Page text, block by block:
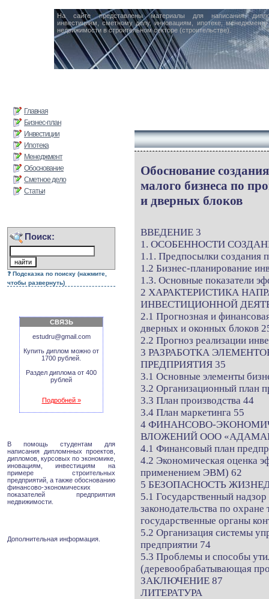
На сайте представлены материалы для написания
инвестициям, сметному делу, инновациям, ипотеке,
недвижимости в строительном секторе (строительстве).
Главная
Бизнес-план
Инвестиции
Ипотека
Менеджмент
Обоснование
Сметное дело
Статьи
Поиск:
Подсказка по поиску (нажмите,
чтобы развернуть)
СВЯЗЬ
estudru@gmail.com
Купить диплом можно от
1700 рублей.
Раздел диплома от 400
рублей
Подробней »
В помощь студентам для
написания дипломнных проектов,
дипломов, курсовых по экономике,
иновациям, инвестициям на
примере строительных
предприятий, а также обоснованию
финансово-экономических
показателей предприятия
недвижимости.
Дополнительная информация.
Обоснование
малого бизнеса по
и дверных блоков
ВВЕДЕНИЕ 3
1. ОСОБЕННОСТИ
1.1. Предпосылки создания
1.2 Бизнес-планирование
1.3. Основные показатели
2 ХАРАКТЕРИСТИКА
ИНВЕСТИЦИОННОЙ
2.1 Прогнозная и
дверных и оконных блоков
2.2 Прогноз реализации
3 РАЗРАБОТКА
ПРЕДПРИЯТИЯ 35
3.1 Основные элементы
3.2 Организационный план
3.3 План производства 44
3.4 План маркетинга 55
4 ФИНАНСОВО-
ВЛОЖЕНИЙ ООО
4.1 Финансовый план
4.2 Экономическая оценка
применением ЭВМ) 62
5 БЕЗОПАСНОСТЬ
5.1 Государственный
законодательства по
государственные органы
5.2 Организация системы
предприятии 74
5.3 Проблемы и способы
(деревообрабатывающая
ЗАКЛЮЧЕНИЕ 87
ЛИТЕРАТУРА